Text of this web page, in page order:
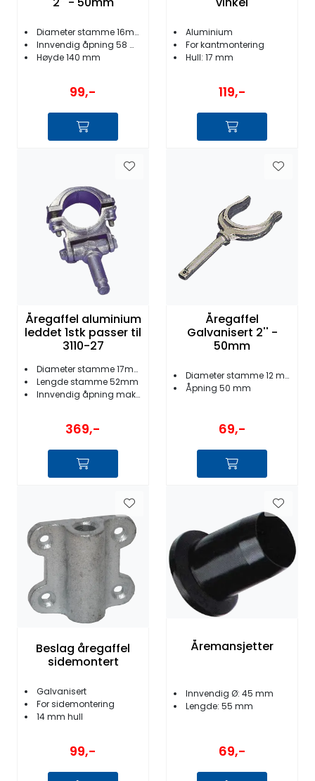
Diameter stamme 16mm
Innvendig åpning 58 mm
Høyde 140 mm
99,-
Aluminium
For kantmontering
Hull: 17 mm
119,-
Åregaffel aluminium
leddet 1stk passer til
3110-27
Diameter stamme 17mm
Lengde stamme 52mm
Innvendig åpning maks 46mm
369,-
Åregaffel
Galvanisert 2'' -
50mm
Diameter stamme 12 mm
Åpning 50 mm
69,-
Beslag åregaffel
sidemontert
Galvanisert
For sidemontering
14 mm hull
99,-
Åremansjetter
Innvendig Ø: 45 mm
Lengde: 55 mm
69,-
Nyheter